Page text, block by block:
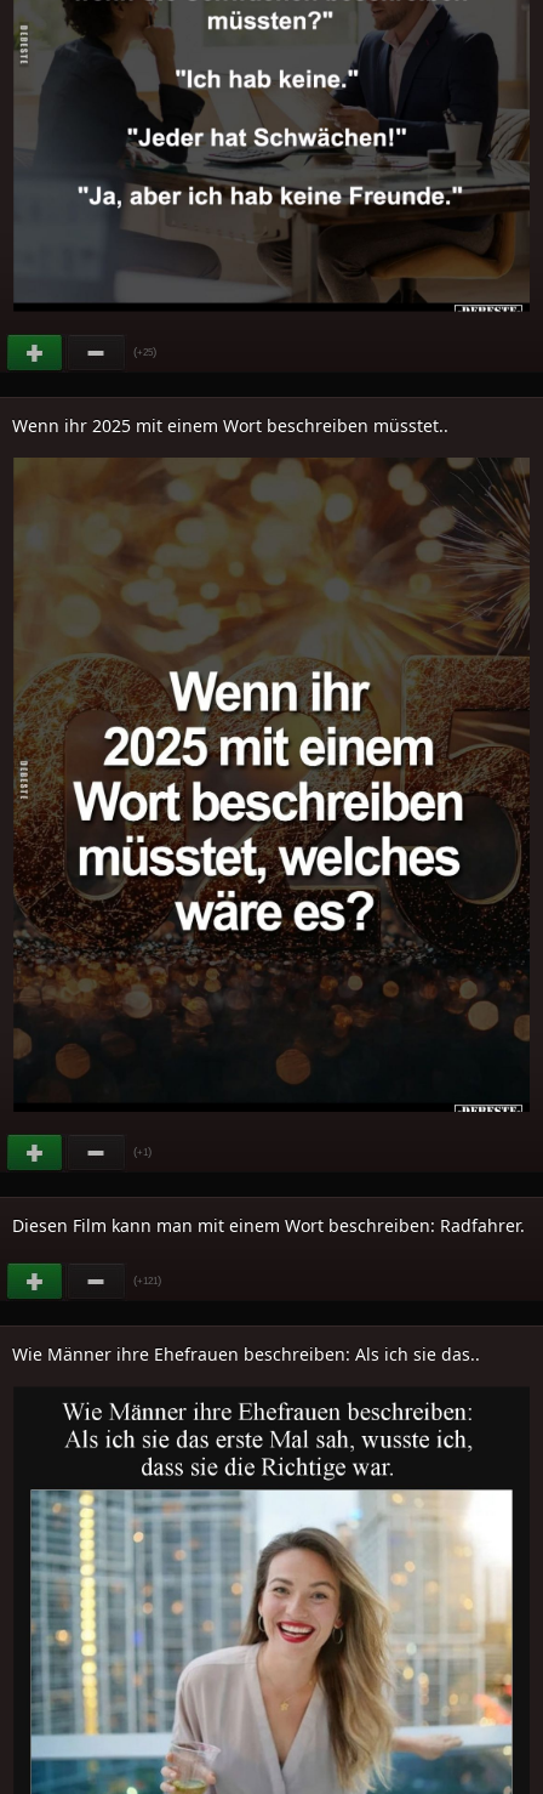
(+25)
Wenn ihr 2025 mit einem Wort beschreiben müsstet..
(+1)
Diesen Film kann man mit einem Wort beschreiben: Radfahrer.
(+121)
Wie Männer ihre Ehefrauen beschreiben: Als ich sie das..